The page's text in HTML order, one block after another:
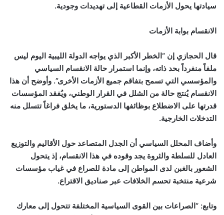
سيادتها يحول الأزمات القطاعية إلى تهديدات وجودية.
الانقسام بوابة الأزمات
قال الحجازي إن “الخطر الأكبر الذي يواجه الدولة الليبية اليوم ليس
ملفاً منفرداً بحد ذاته، وإنما استمرار حالة الانقسام السياسي
والمؤسسي التي تسمح بتفاقم جميع الأزمات الأخرى”. وأوضح أن هذا
الانقسام يُنتج حالة من الشلل في القرار الوطني، ويُفقد المؤسسات
قدرتها على الاضطلاع بوظائفها الدستورية، ما يخلق فراغاً تتسلل منه
التدخلات الخارجية.
وأضاف المحلل السياسي أن الجدل المتصاعد حول الأقاليم والتوزيع
العادل للسلطة والثروة يجد وقوده في هذا الانقسام، إذ يتحول
الشعور بالغبن لدى المواطن إلى مادة للصراع في غياب مؤسسات
شرعية منتخبة تحسم الخلافات عبر صناديق الاقتراع.
وتابع: “الصراعات بين القوى السياسية المختلفة تتحول إلى معارك